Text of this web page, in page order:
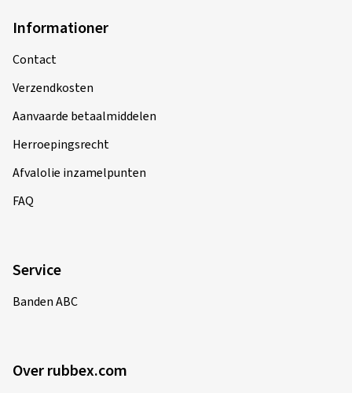
Informationer
Contact
Verzendkosten
Aanvaarde betaalmiddelen
Herroepingsrecht
Afvalolie inzamelpunten
FAQ
Service
Banden ABC
Over rubbex.com